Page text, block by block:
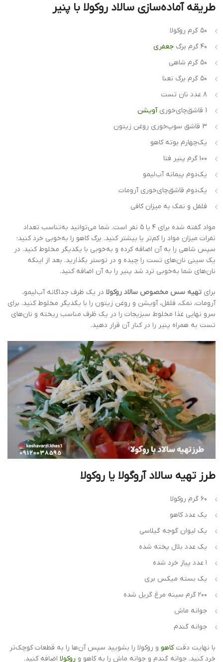
طریقه آماده‌سازی سالاد روکولا با پنیر
۵۰ گرم روکولا
۴۰ گرم برگ
جعفری
۵۰ گرم شاهی
۵۰ گرم برگ نعنا
۸ عدد نان تست
1 قاشق‌چای‌خوری
آویشن
3 قاشق سوپ‌خوری روغن زیتون
یک‌چهارم بوته کاهو
۱۰۰ گرم پنیر فتا
یک‌دوم پیمانه آب‌لیمو
یک‌دوم قاشق‌چای‌خوری آرومات
فلفل و نمک به میزان کافی
مواد گفته شده برای ۴ یا ۵ نفر است. شما می‌توانید به‌تناسب تعداد
نفرات میزان مواد را کم‌تر یا بیشتر کنید. برگ کاهو را به‌خوبی خرد کنید؛
سپس شاهی را به آن اضافه کرده و به‌خوبی با یکدیگر مخلوط کنید. در
یک سینی نان‌های تست را چیده و در توستر بگذارید. بعد از اینکه
نان‌های شما به‌خوبی ترد شد پنیر را به آن اضافه کنید.
برای تهیه سس مخصوص سالاد روکولا در یک ظرف جداگانه آب‌لیمو،
آرومات، نمک، فلفل، آویشن و روغن زیتون را با یکدیگر مخلوط کنید. برای
سرو نهایی غذا مخلوط سبزیجات را در یک ظرف مناسب ریخته و نان‌های
تست به همراه پنیر را در کنار آن قرار دهید.
طرز تهیه سالاد آروگولا یا روکولا
۶۰ گرم روکولا
یک عدد کاهو
یک لیوان گوجه گیلاسی
یک عدد بلال پخته شده
۱ عدد پیاز خرد شده
یک بسته میکس بری
۲۰۰ گرم سینه مرغ گریل شده
جوانه ماش
جوانه گندم
با نهایت دقتکاهو و روکولا را بشویید سپس آن‌ها را به قطعات کوچک‌تر
خرد کنید. جوانه گندم و جوانه ماش را به کاهو و روکولا اضافه کنید.